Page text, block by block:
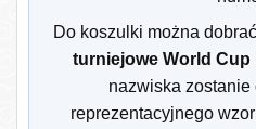
Do koszulki można
turniejowe World Cup
nazwiska
reprezentacyjnego